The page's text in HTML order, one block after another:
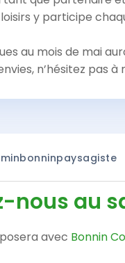
y participe
au mois de mai
n’hésitez pas
nous au
avec Bonnin